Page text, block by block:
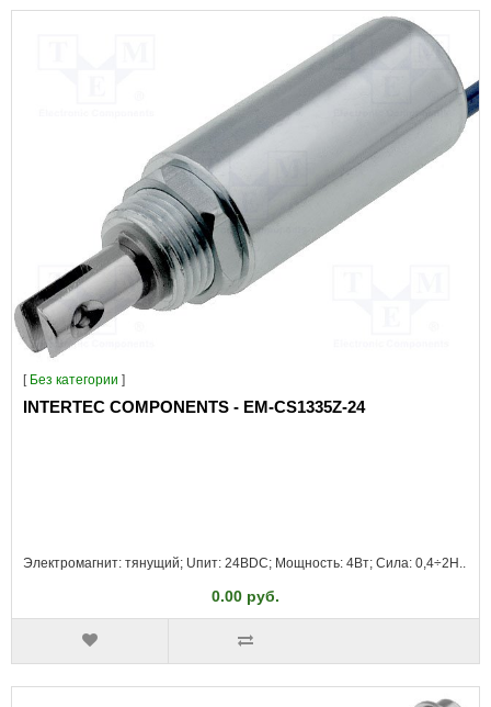
[ Без категории ]
INTERTEC COMPONENTS - EM-CS1335Z-24
Электромагнит: тянущий; Uпит: 24ВDC; Мощность: 4Вт; Сила: 0,4÷2Н..
0.00 руб.